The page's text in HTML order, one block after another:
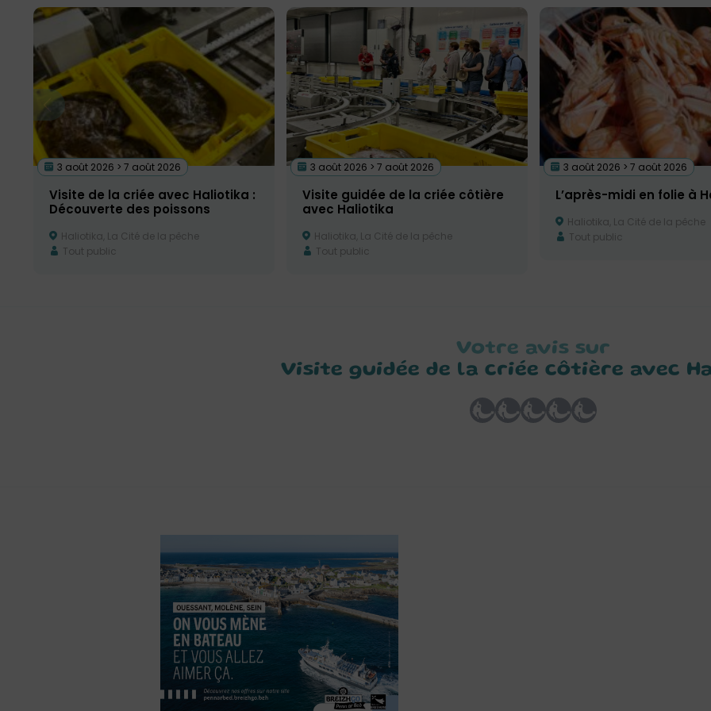
3 août 2026 > 7 août 2026
Visite de la criée avec Haliotika :
Découverte des poissons
Haliotika, La Cité de la pêche
Tout public
3 août 2026 > 7 août 2026
Visite guidée de la criée côtière
avec Haliotika
Haliotika, La Cité de la pêche
Tout public
3 août 2026 > 7 août 2026
L’après-midi en folie à
Haliotika, La Cité de la pêche
Tout public
Votre avis sur
Visite guidée de la criée côtière avec